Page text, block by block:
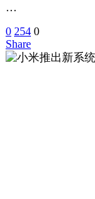
…
0 254 0
Share